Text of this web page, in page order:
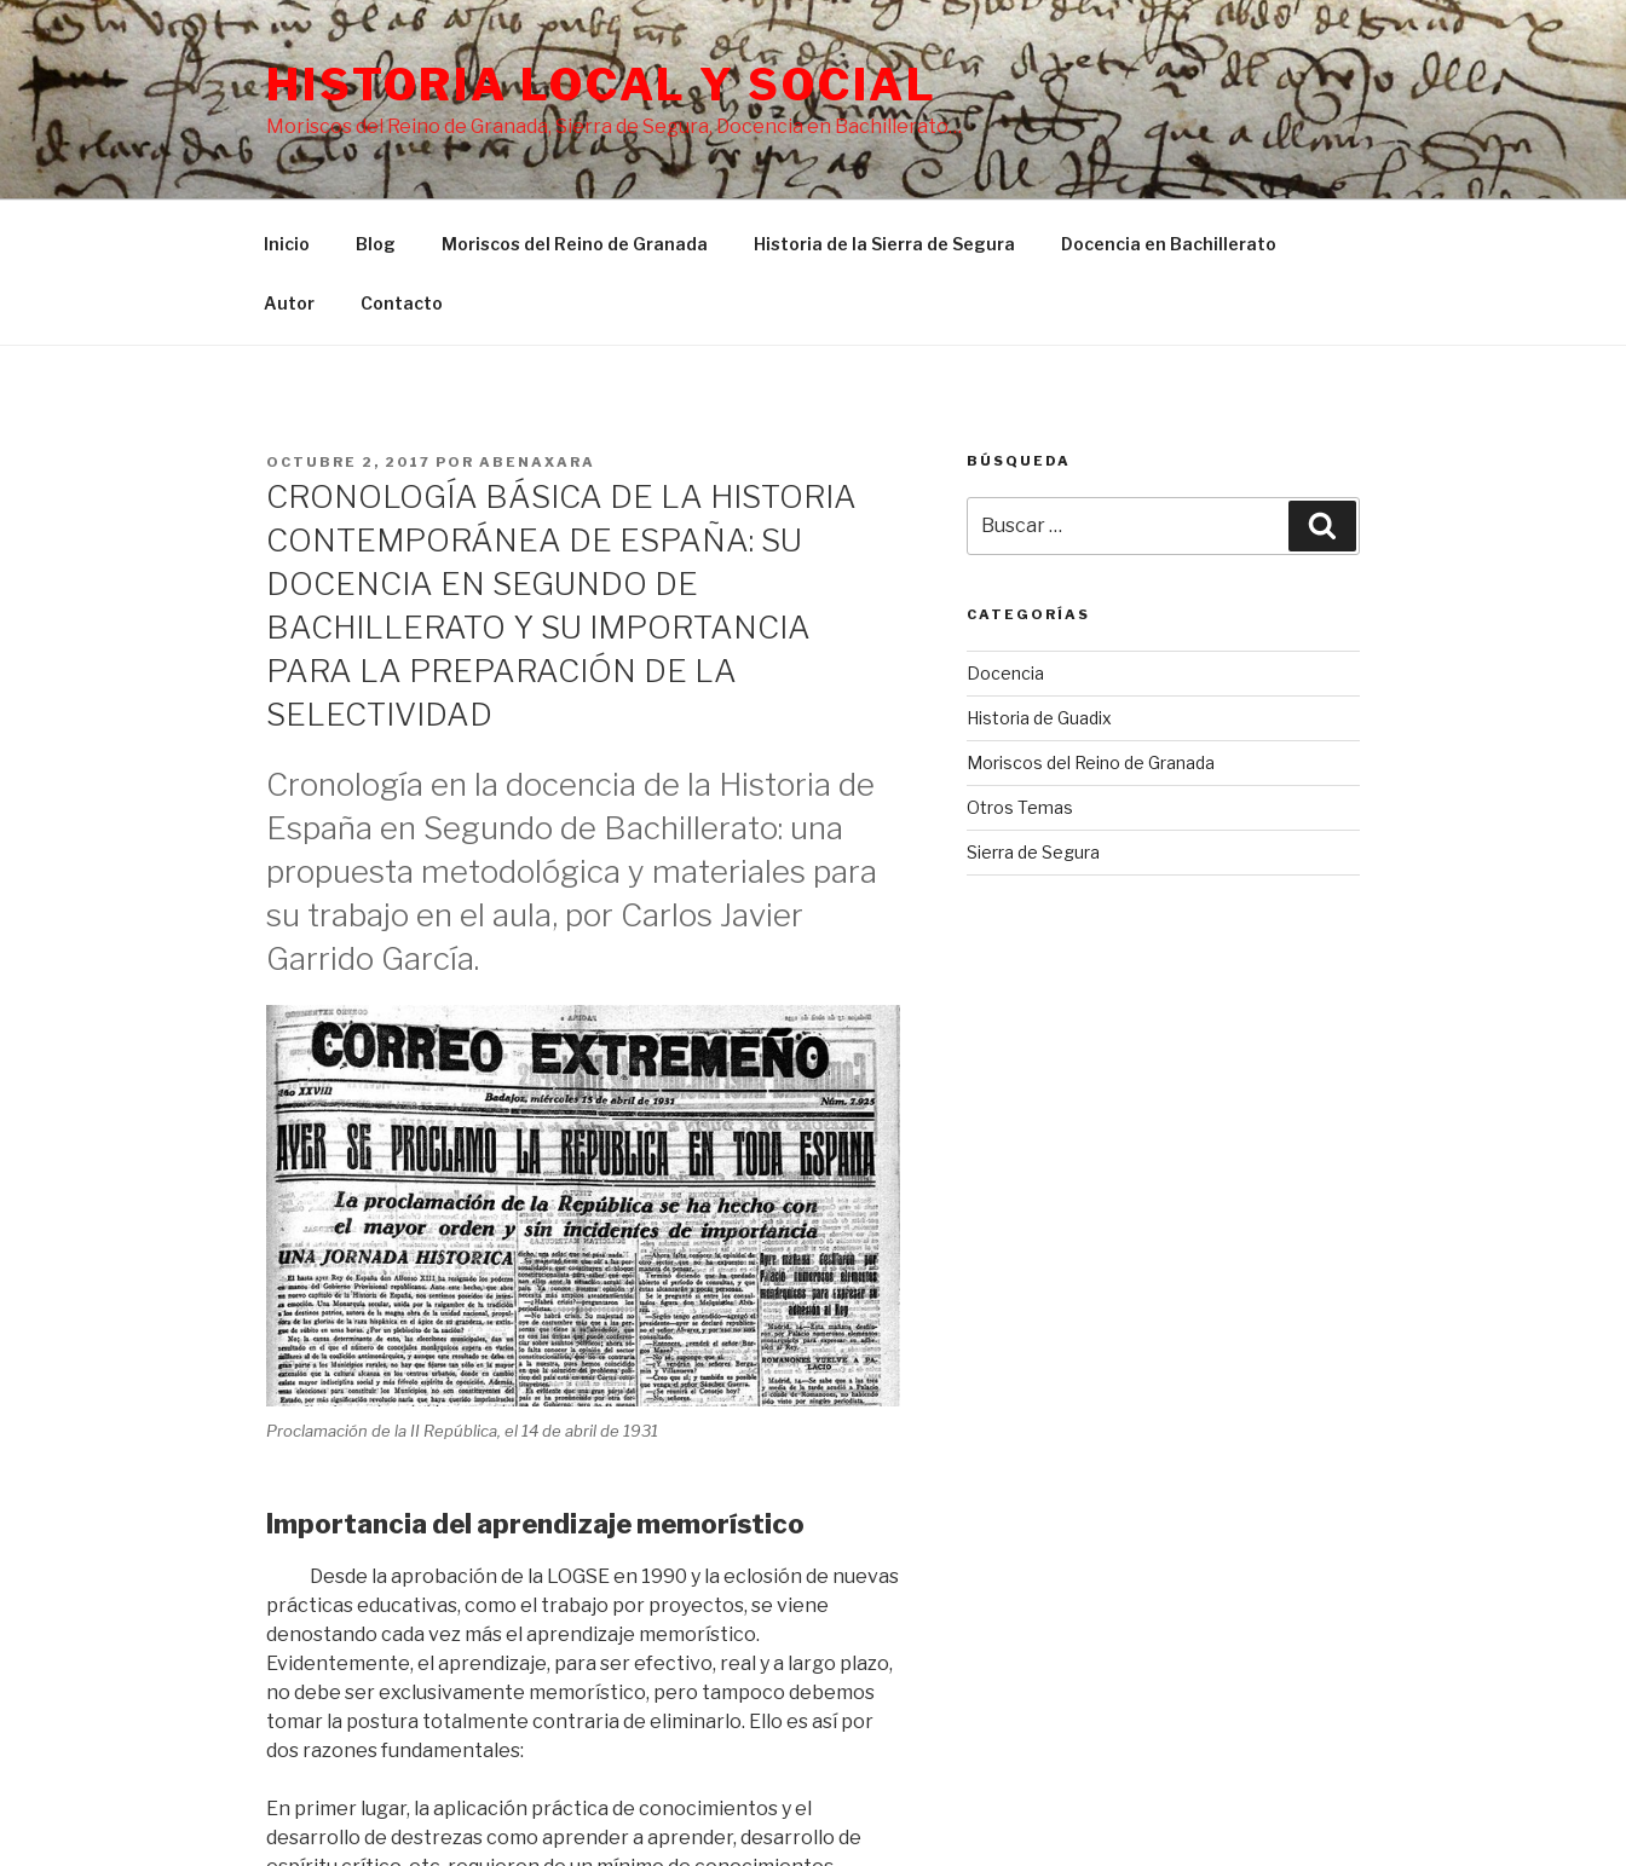
Saltar
al
contenido
HISTORIA LOCAL Y SOCIAL
Moriscos del Reino de Granada, Sierra de Segura, Docencia en Bachillerato…
Inicio Blog Moriscos del Reino de Granada Historia de la Sierra de Segura Docencia en Bachillerato
Autor Contacto
PUBLICADO
OCTUBRE 2, 2017 POR ABENAXARA
CRONOLOGÍA BÁSICA DE LA HISTORIA
CONTEMPORÁNEA DE ESPAÑA: SU
DOCENCIA EN SEGUNDO DE
BACHILLERATO Y SU IMPORTANCIA
PARA LA PREPARACIÓN DE LA
SELECTIVIDAD
Cronología en la docencia de la Historia de
España en Segundo de Bachillerato: una
propuesta metodológica y materiales para
su trabajo en el aula, por Carlos Javier
Garrido García.
Proclamación de la II República, el 14 de abril de 1931
Importancia del aprendizaje memorístico
Desde la aprobación de la LOGSE en 1990 y la eclosión de nuevas
prácticas educativas, como el trabajo por proyectos, se viene
denostando cada vez más el aprendizaje memorístico.
Evidentemente, el aprendizaje, para ser efectivo, real y a largo plazo,
no debe ser exclusivamente memorístico, pero tampoco debemos
tomar la postura totalmente contraria de eliminarlo. Ello es así por
dos razones fundamentales:
En primer lugar, la aplicación práctica de conocimientos y el
desarrollo de destrezas como aprender a aprender, desarrollo de
BÚSQUEDA
por:
CATEGORÍAS
Docencia
Historia de Guadix
Moriscos del Reino de Granada
Otros Temas
Sierra de Segura